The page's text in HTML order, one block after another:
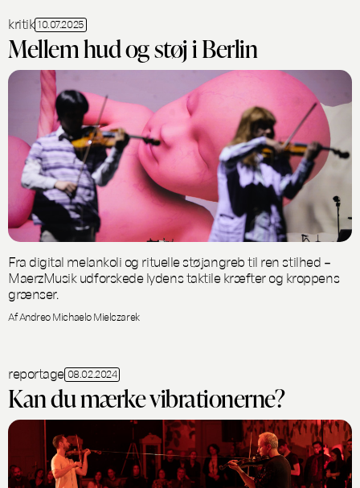
kritik 10.07.2025
Mellem hud og støj i Berlin
Fra digital melankoli og rituelle støjangreb til ren stilhed –
MaerzMusik udforskede lydens taktile kræfter og kroppens
grænser.
Af Andreo Michaelo Mielczarek
reportage 08.02.2024
Kan du mærke vibrationerne?